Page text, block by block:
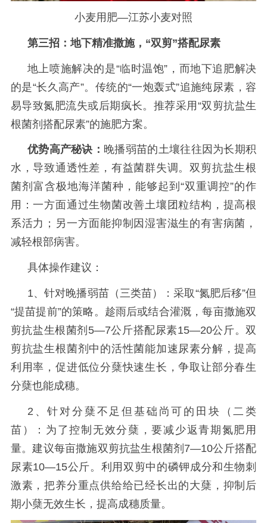
小麦用肥—江苏小麦对照
第三招：地下精准撒施， “双剪”搭配尿素
地上喷施解决的是“临时温饱”，而地下追肥解决
的是“长久高产”。传统的“一炮轰式”追施纯尿素，容
易导致氮肥流失或后期疯长。推荐采用 “双剪抗盐生
根菌剂搭配尿素”的施肥方案。
优势高产秘诀： 晚播弱苗的土壤往往因为长期积
水，导致通透性差，有益菌群失调。双剪抗盐生根
菌剂 富含极地海洋菌种，能够起到“双重调控”的作
用：一方面通过生物菌改善土壤团粒结构，提高根
系活力；另一方面能抑制因湿害滋生的有害病菌，
减轻根部病害。
具体操作建议：
1、针对晚播弱苗（三类苗）：采取“氮肥后移”但
“提苗提前”的策略。趁雨后或结合灌溉，每亩撒施双
剪抗盐生根菌剂5—7公斤搭配尿素15—20公斤。双
剪抗盐生根菌剂中的活性菌能加速尿素分解，提高
利用率，促进低位分蘖快速生长，争取让部分春生
分蘖也能成穗。
2、针对分蘖不足但基础尚可的田块（二类
苗）：为了控制无效分蘖，要减少返青期氮肥用
量。建议每亩撒施双剪抗盐生根菌剂7—10公斤搭配
尿素10—15公斤。利用双剪中的磷钾成分和生物刺
激素，把养分重点供给给已经长出的大蘖，抑制后
期小蘖无效生长，提高成穗质量。